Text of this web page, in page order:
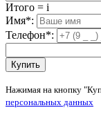
Итого = i
Имя*:
Телефон*:
Купить
Нажимая на кнопку
персональных данных